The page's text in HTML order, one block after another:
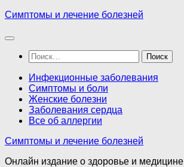
Перейти
содержимому
Симптомы и лечение болезней
Найти:
Инфекционные заболевания
Симптомы и боли
Женские болезни
Заболевания сердца
Все об аллергии
Симптомы и лечение болезней
Онлайн издание о здоровье и медицине